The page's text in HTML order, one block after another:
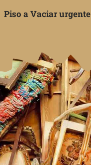
Piso a Vaciar urgente